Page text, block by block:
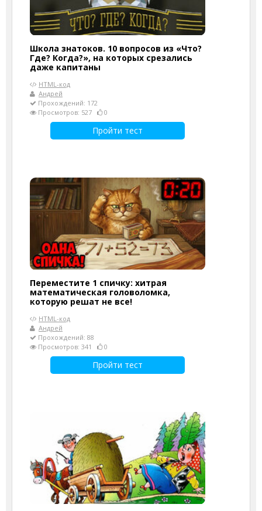
Школа знатоков. 10 вопросов из «Что?
Где? Когда?», на которых срезались
даже капитаны
HTML-код
Андрей
Прохождений: 172
Просмотров: 527
0
Пройти тест
Переместите 1 спичку: хитрая
математическая головоломка,
которую решат не все!
HTML-код
Андрей
Прохождений: 88
Просмотров: 341
0
Пройти тест